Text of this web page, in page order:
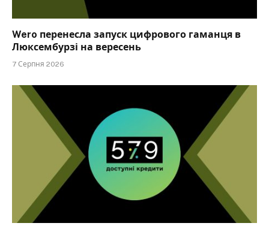
Wero перенесла запуск цифрового гаманця в
Люксембурзі на вересень
7 Серпня 2026